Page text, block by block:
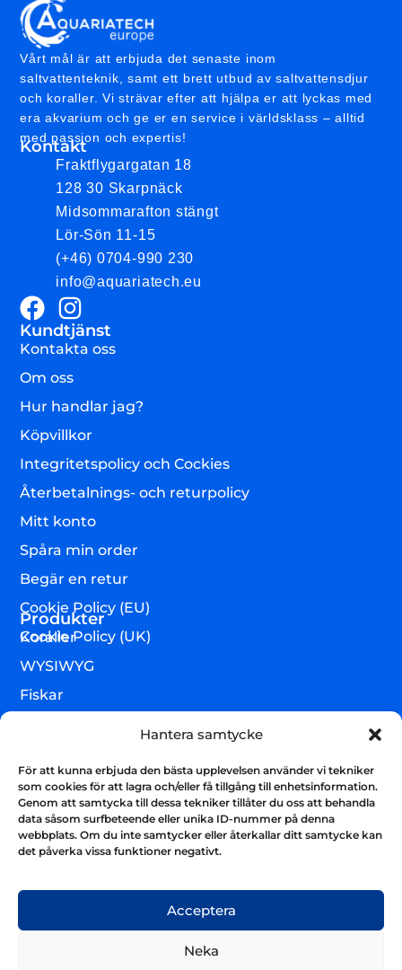
Hantera samtycke
För att kunna erbjuda den bästa upplevelsen använder vi tekniker
som cookies för att lagra och/eller få tillgång till enhetsinformation.
Genom att samtycka till dessa tekniker tillåter du oss att behandla
data såsom surfbeteende eller unika ID-nummer på denna
webbplats. Om du inte samtycker eller återkallar ditt samtycke kan
det påverka vissa funktioner negativt.
Acceptera
Neka
Vårt mål är att erbjuda det senaste inom
saltvattenteknik, samt ett brett utbud av saltvattensdjur
och koraller. Vi strävar efter att hjälpa er att lyckas med
era akvarium och ge er en service i världsklass – alltid
med passion och expertis!
Kontakt
Fraktflygargatan 18
128 30 Skarpnäck
Midsommarafton stängt
Lör-Sön 11-15
(+46) 0704-990 230
info@aquariatech.eu
Kundtjänst
Kontakta oss
Om oss
Hur handlar jag?
Köpvillkor
Integritetspolicy och Cockies
Återbetalnings- och returpolicy
Mitt konto
Spåra min order
Begär en retur
Cookie Policy (EU)
Cookie Policy (UK)
Produkter
Koraller
WYSIWYG
Fiskar
Teknik & utrustning
Varumärken
Akvarium & sump
Nyhetsbrev